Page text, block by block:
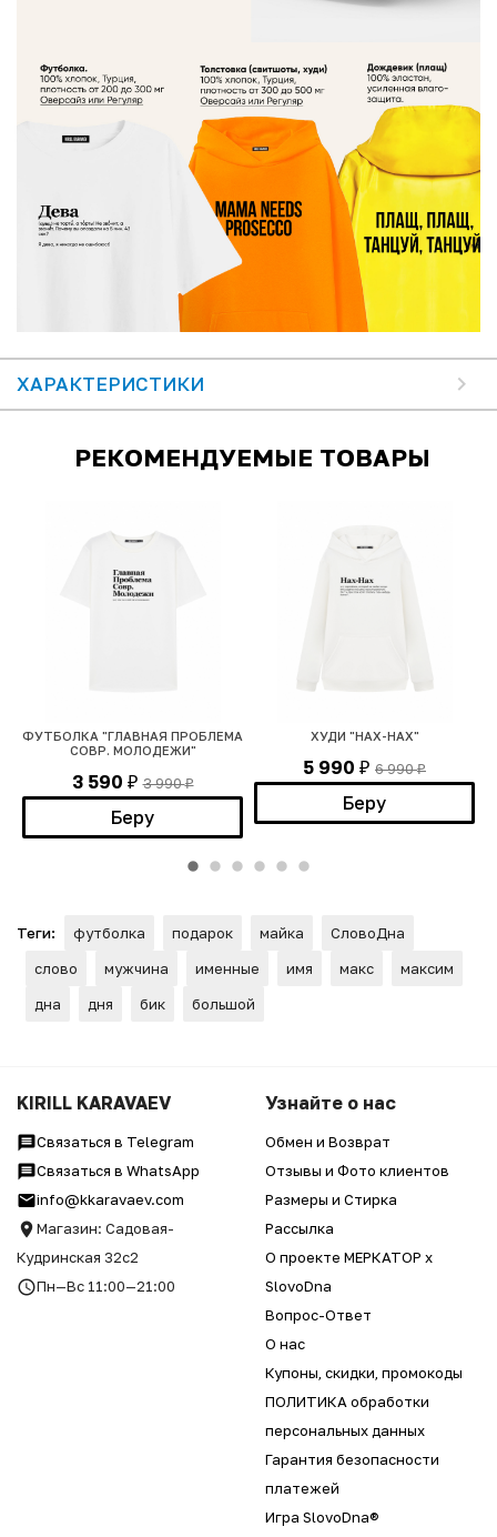
ХАРАКТЕРИСТИКИ
РЕКОМЕНДУЕМЫЕ ТОВАРЫ
ФУТБОЛКА "ГЛАВНАЯ ПРОБЛЕМА
СОВР. МОЛОДЕЖИ"
3 590 ₽ 3 990₽
Беру
ХУДИ "НАХ-НАХ"
5 990 ₽ 6 990₽
Беру
Теги: футболка подарок майка
СловоДна
слово
мужчина именные имя макс
максим
дна
дня бик большой
KIRILL KARAVAEV
Связаться в Telegram
Связаться в WhatsApp
info@kkaravaev.com
Магазин: Садовая-
Кудринская 32с2
Пн—Вс 11:00—21:00
Узнайте о нас
Обмен и Возврат
Отзывы и Фото клиентов
Размеры и Стирка
Рассылка
О проекте МЕРКАТОР x
SlovoDna
Вопрос-Ответ
О нас
Купоны, скидки, промокоды
ПОЛИТИКА обработки
персональных данных
Гарантия безопасности
платежей
Игра SlovoDna®